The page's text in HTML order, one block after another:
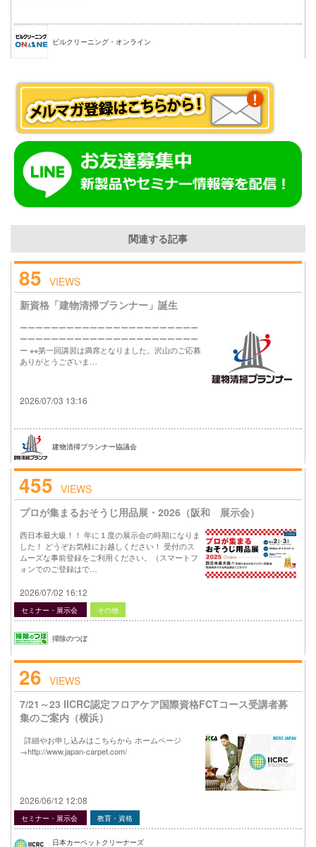
ビルクリーニング・オンライン
関連する記事
85 VIEWS
新資格「建物清掃プランナー」誕生
ーーーーーーーーーーーーーーーーーーーーーーー
ーーーーーーーーーーーーーーーーーーーーーーー
ー ※※第一回講習は満席となりました。沢山のご応募
ありがとうございま…
2026/07/03 13:16
建物清掃プランナー協議会
455 VIEWS
プロが集まるおそうじ用品展・2026（阪和 展示会）
西日本最大級！！ 年に１度の展示会の時期になりま
した！ どうぞお気軽にお越しください！ 受付のス
ムーズな事前登録をご利用ください。（スマートフ
ォンでのご登録はで…
2026/07/02 16:12
セミナー・展示会 その他
掃除のつぼ
26 VIEWS
7/21～23 IICRC認定フロアケア国際資格FCTコース受講者募
集のご案内（横浜）
詳細やお申し込みはこちらから ホームページ
→http://www.japan-carpet.com/
2026/06/12 12:08
セミナー・展示会 教育・資格
日本カーペットクリーナーズ